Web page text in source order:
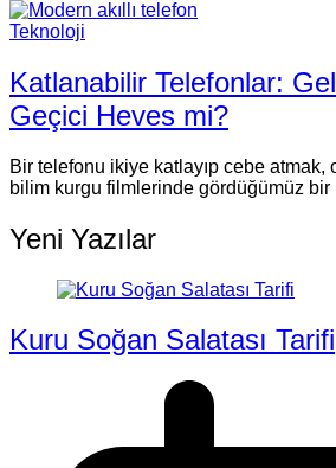
Teknoloji
Katlanabilir Telefonlar:
Geçici Heves mi?
Bir telefonu ikiye katlayıp cebe atmak,
bilim kurgu filmlerinde gördüğümüz bir
Yeni Yazılar
Kuru Soğan Salatası Tarifi